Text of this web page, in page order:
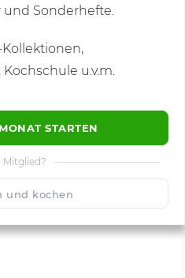
und Sonderhefte.
u.v.m.
STARTEN
Mitglied?
und kochen
Speichern